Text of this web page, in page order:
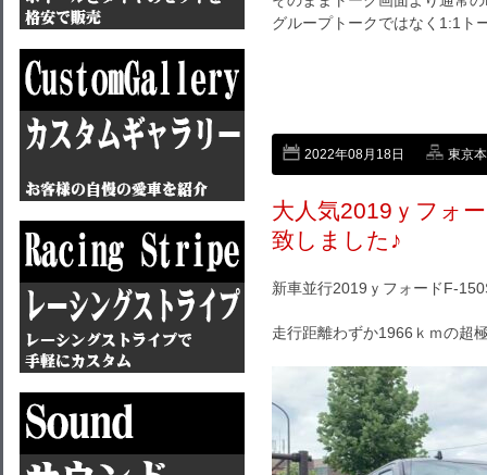
グループトークではなく1:1ト
2022年08月18日 東京
大人気2019ｙフォ
致しました♪
新車並行2019ｙフォードF-
走行距離わずか1966ｋｍの超